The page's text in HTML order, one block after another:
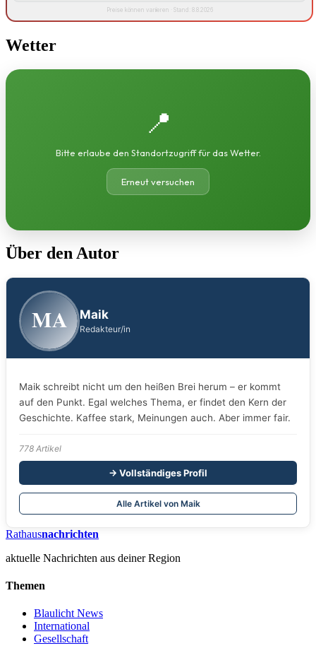
Preise können variieren · Stand: 8.8.2026
Wetter
📍
Bitte erlaube den Standortzugriff für das Wetter.
Erneut versuchen
Über den Autor
MA Maik
Redakteur/in
Maik schreibt nicht um den heißen Brei herum – er kommt
auf den Punkt. Egal welches Thema, er findet den Kern der
Geschichte. Kaffee stark, Meinungen auch. Aber immer fair.
778 Artikel
→ Vollständiges Profil
Alle Artikel von Maik
Rathausnachrichten
aktuelle Nachrichten aus deiner Region
Themen
Blaulicht News
International
Gesellschaft